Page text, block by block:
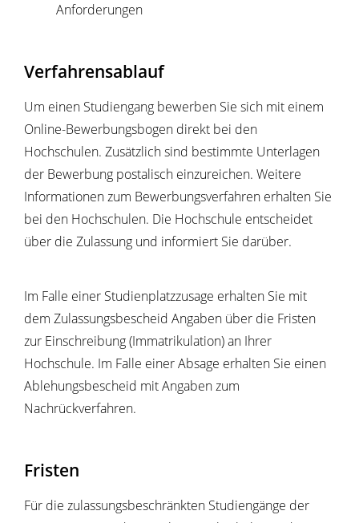
Anforderungen
Verfahrensablauf
Um einen Studiengang bewerben Sie sich mit einem
Online-Bewerbungsbogen direkt bei den
Hochschulen. Zusätzlich sind bestimmte Unterlagen
der Bewerbung postalisch einzureichen. Weitere
Informationen zum Bewerbungsverfahren erhalten Sie
bei den Hochschulen. Die Hochschule entscheidet
über die Zulassung und informiert Sie darüber.
Im Falle einer Studienplatzzusage erhalten Sie mit
dem Zulassungsbescheid Angaben über die Fristen
zur Einschreibung (Immatrikulation) an Ihrer
Hochschule. Im Falle einer Absage erhalten Sie einen
Ablehungsbescheid mit Angaben zum
Nachrückverfahren.
Fristen
Für die zulassungsbeschränkten Studiengänge der